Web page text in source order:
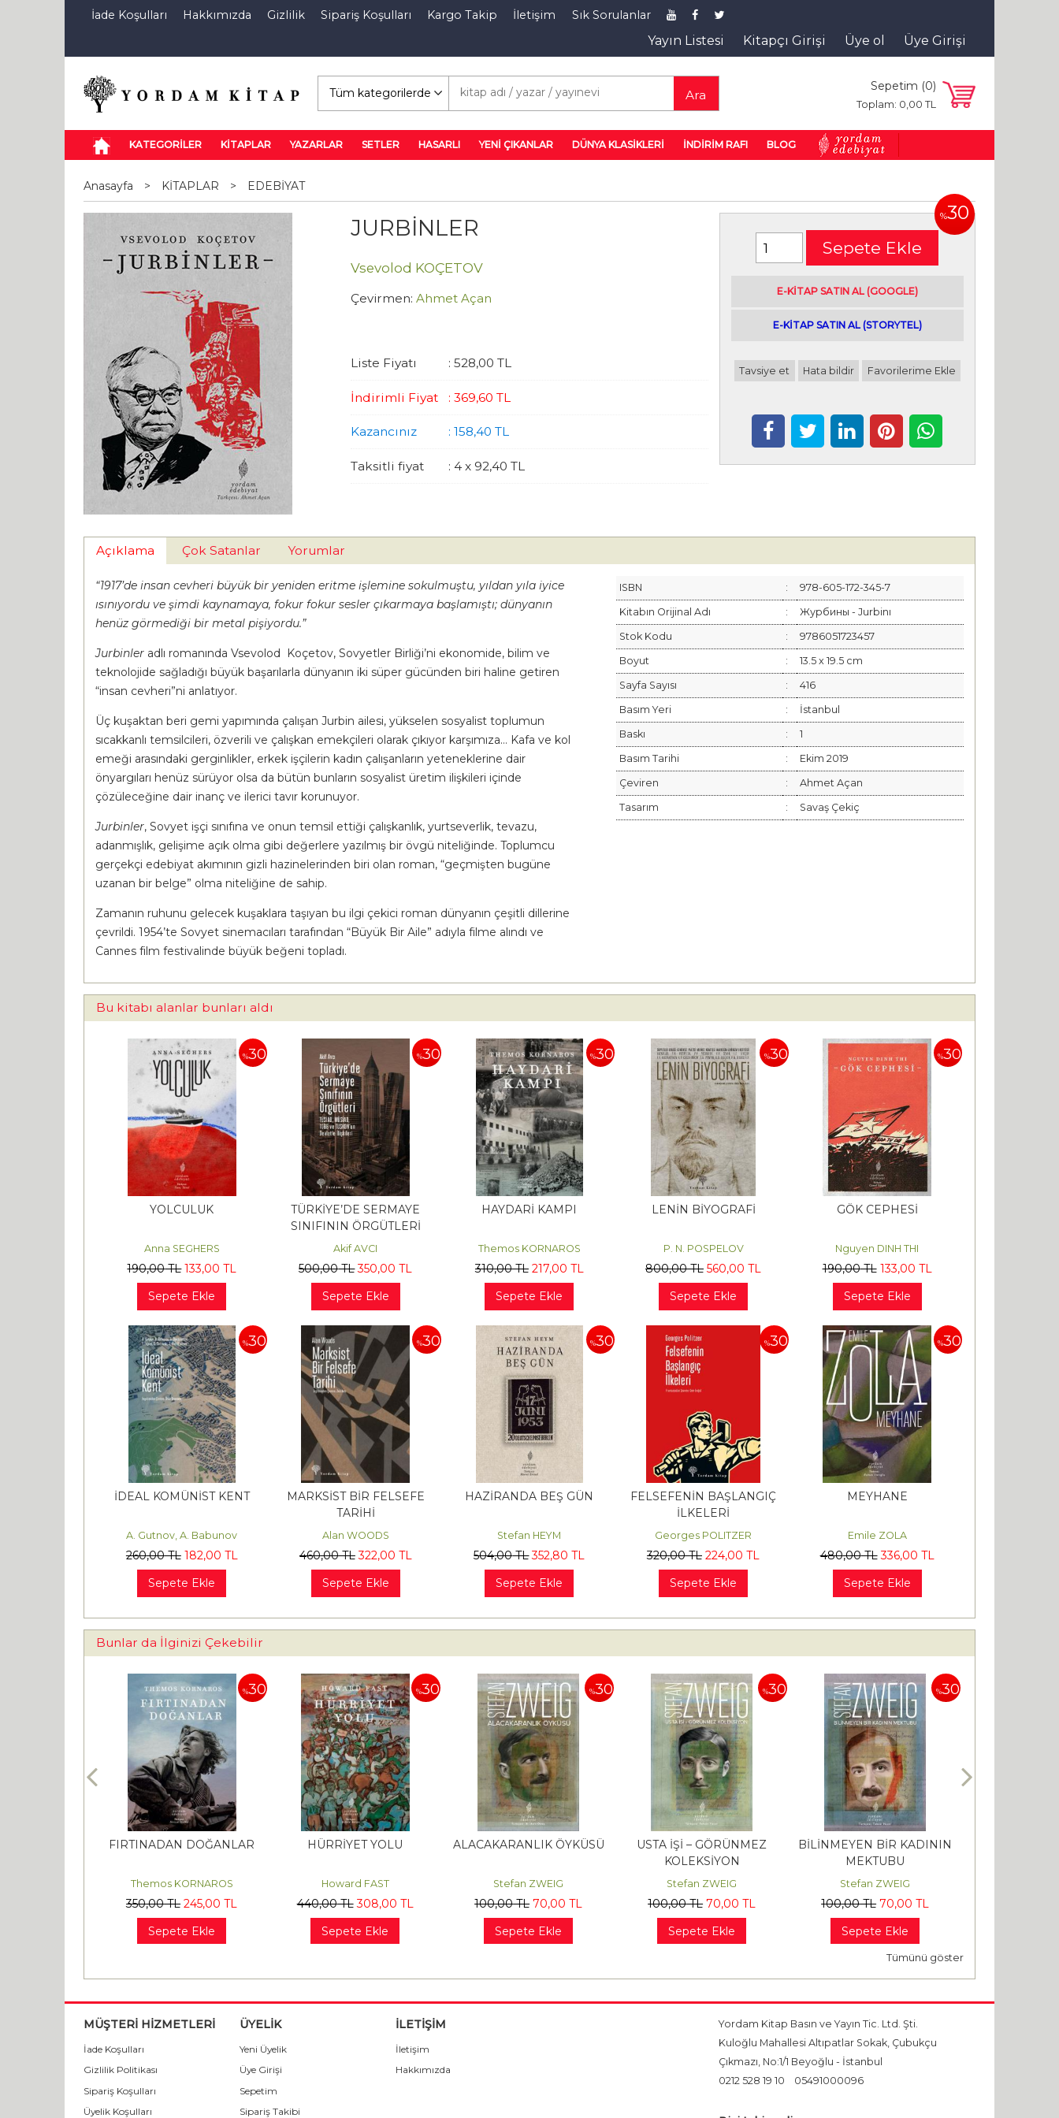
İade Koşulları Hakkımızda Gizlilik Sipariş Koşulları Kargo Takip İletişim Sık Sorulanlar
Yayın Listesi Kitapçı Girişi Üye ol Üye Girişi
Ara
Sepetim (0)
Toplam: 0,00 TL
KATEGORİLER KİTAPLAR YAZARLAR SETLER HASARLI YENİ ÇIKANLAR DÜNYA KLASİKLERİ İNDİRİM RAFI BLOG
Anasayfa > KİTAPLAR > EDEBİYAT
JURBİNLER
Vsevolod KOÇETOV
Çevirmen: Ahmet Açan
Liste Fiyatı :528,00 TL
İndirimli Fiyat :369,60 TL
Kazancınız :158,40 TL
Taksitli fiyat :4 x 92,40 TL
%30
Sepete Ekle
E-KİTAP SATIN AL (GOOGLE)
E-KİTAP SATIN AL (STORYTEL)
Tavsiye et Hata bildir Favorilerime Ekle
Açıklama Çok Satanlar Yorumlar
“1917’de insan cevheri büyük bir yeniden eritme işlemine sokulmuştu, yıldan yıla iyice
ısınıyordu ve şimdi kaynamaya, fokur fokur sesler çıkarmaya başlamıştı; dünyanın
henüz görmediği bir metal pişiyordu.”
Jurbinleradlı romanında Vsevolod
Koçetov, Sovyetler Birliği’ni ekonomide, bilim ve
teknolojide sağladığı büyük başarılarla dünyanın iki süper gücünden biri haline getiren
“insan cevheri”ni anlatıyor.
Üç kuşaktan beri gemi yapımında çalışan Jurbin ailesi, yükselen sosyalist toplumun
sıcakkanlı temsilcileri, özverili ve çalışkan emekçileri olarak çıkıyor karşımıza… Kafa ve kol
emeği arasındaki gerginlikler, erkek işçilerin kadın çalışanların yeteneklerine dair
önyargıları henüz sürüyor olsa da bütün bunların sosyalist üretim ilişkileri içinde
çözüleceğine dair inanç ve ilerici tavır korunuyor.
Jurbinler, Sovyet işçi sınıfına ve onun temsil ettiği çalışkanlık, yurtseverlik, tevazu,
adanmışlık, gelişime açık olma gibi değerlere yazılmış bir övgü niteliğinde. Toplumcu
gerçekçi edebiyat akımının gizli hazinelerinden biri olan roman, “geçmişten bugüne
uzanan bir belge” olma niteliğine de sahip.
Zamanın ruhunu gelecek kuşaklara taşıyan bu ilgi çekici roman dünyanın çeşitli dillerine
çevrildi. 1954’te Sovyet sinemacıları tarafından “Büyük Bir Aile” adıyla filme alındı ve
Cannes film festivalinde büyük beğeni topladı.
ISBN : 978-605-172-345-7
Kitabın Orijinal Adı : Журбины - Jurbinı
Stok Kodu : 9786051723457
Boyut : 13.5 x 19.5 cm
Sayfa Sayısı : 416
Basım Yeri : İstanbul
Baskı : 1
Basım Tarihi : Ekim 2019
Çeviren : Ahmet Açan
Tasarım : Savaş Çekiç
Bu kitabı alanlar bunları aldı
%30
YOLCULUK
Anna SEGHERS
190,00TL 133,00 TL
Sepete Ekle
%30
TÜRKİYE’DE SERMAYE
SINIFININ ÖRGÜTLERİ
Akif AVCI
500,00TL 350,00 TL
Sepete Ekle
%30
HAYDARİ KAMPI
Themos KORNAROS
310,00TL 217,00 TL
Sepete Ekle
%30
LENİN BİYOGRAFİ
P. N. POSPELOV
800,00TL 560,00 TL
Sepete Ekle
%30
GÖK CEPHESİ
Nguyen DINH THI
190,00TL 133,00 TL
Sepete Ekle
%30
İDEAL KOMÜNİST KENT
A. Gutnov, A. Babunov
260,00TL 182,00 TL
Sepete Ekle
%30
MARKSİST BİR FELSEFE
TARİHİ
Alan WOODS
460,00TL 322,00 TL
Sepete Ekle
%30
HAZİRANDA BEŞ GÜN
Stefan HEYM
504,00TL 352,80 TL
Sepete Ekle
%30
FELSEFENİN BAŞLANGIÇ
İLKELERİ
Georges POLITZER
320,00TL 224,00 TL
Sepete Ekle
%30
MEYHANE
Emile ZOLA
480,00TL 336,00 TL
Sepete Ekle
Bunlar da İlginizi Çekebilir
%30
FIRTINADAN DOĞANLAR
Themos KORNAROS
350,00TL 245,00 TL
Sepete Ekle
%30
HÜRRİYET YOLU
Howard FAST
440,00TL 308,00 TL
Sepete Ekle
%30
ALACAKARANLIK ÖYKÜSÜ
Stefan ZWEIG
100,00TL 70,00 TL
Sepete Ekle
%30
USTA İŞİ – GÖRÜNMEZ
KOLEKSİYON
Stefan ZWEIG
100,00TL 70,00 TL
Sepete Ekle
%30
BİLİNMEYEN BİR KADININ
MEKTUBU
Stefan ZWEIG
100,00TL 70,00 TL
Sepete Ekle
Tümünü göster
MÜŞTERİ HİZMETLERİ
İade Koşulları
Gizlilik Politikası
Sipariş Koşulları
Üyelik Koşulları
ÜYELİK
Yeni Üyelik
Üye Girişi
Sepetim
Sipariş Takibi
İLETİŞİM
İletişim
Hakkımızda
Yordam Kitap Basın ve Yayın Tic. Ltd. Şti.
Kuloğlu Mahallesi Altıpatlar Sokak, Çubukçu
Çıkmazı, No:1/1 Beyoğlu - İstanbul
0212 528 19 10
05491000096